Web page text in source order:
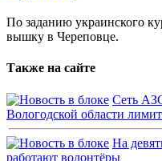
По заданию украинского
вышку в Череповце.
Также на сайте
Сеть
Вологодской области
На
работают волонтёры